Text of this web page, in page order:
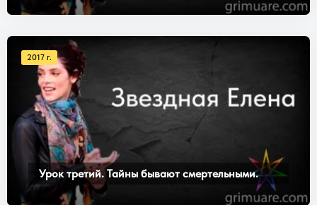
2017 г.
Урок третий. Тайны бывают смертельными.